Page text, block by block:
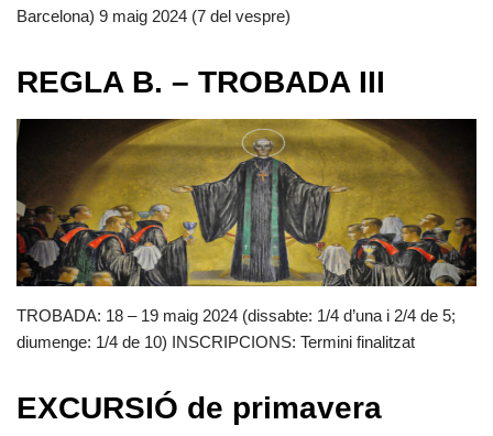
Barcelona) 9 maig 2024 (7 del vespre)
REGLA B. – TROBADA III
TROBADA: 18 – 19 maig 2024 (dissabte: 1/4 d’una i 2/4 de 5;
diumenge: 1/4 de 10) INSCRIPCIONS: Termini finalitzat
EXCURSIÓ de primavera